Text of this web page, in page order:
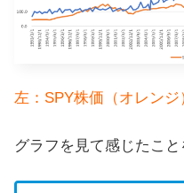
左：SPY株価（オレンジ
グラフを見て感じたこと